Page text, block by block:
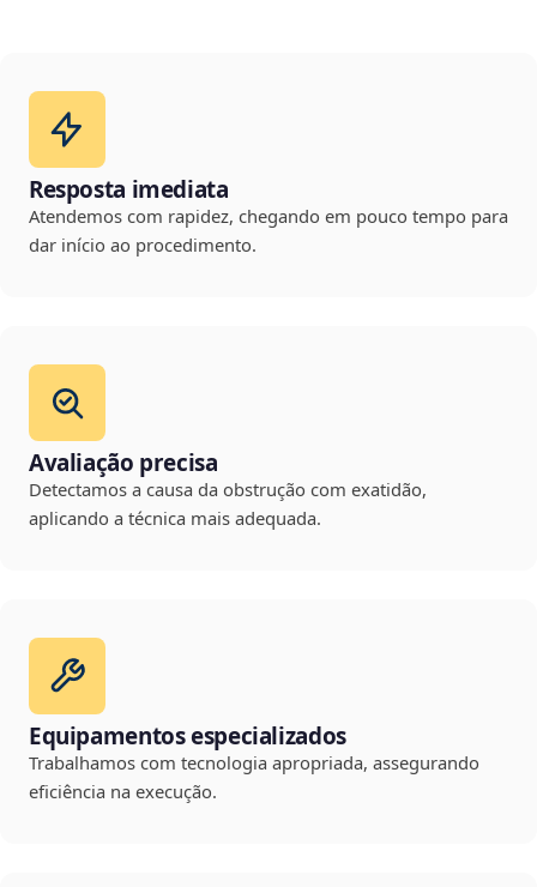
Resposta imediata
Atendemos com rapidez, chegando em pouco tempo para
dar início ao procedimento.
Avaliação precisa
Detectamos a causa da obstrução com exatidão,
aplicando a técnica mais adequada.
Equipamentos especializados
Trabalhamos com tecnologia apropriada, assegurando
eficiência na execução.